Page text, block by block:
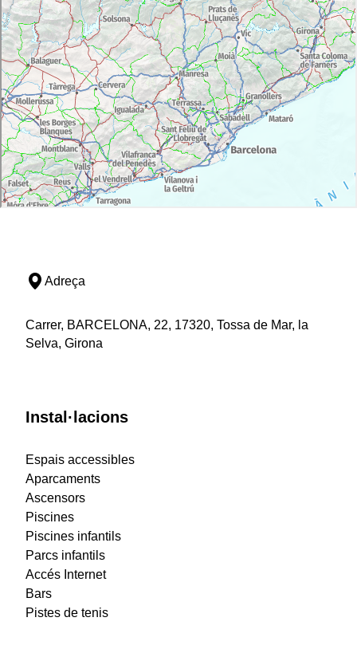
Adreça
Carrer, BARCELONA, 22, 17320, Tossa de Mar, la
Selva, Girona
Instal·lacions
Espais accessibles
Aparcaments
Ascensors
Piscines
Piscines infantils
Parcs infantils
Accés Internet
Bars
Pistes de tenis